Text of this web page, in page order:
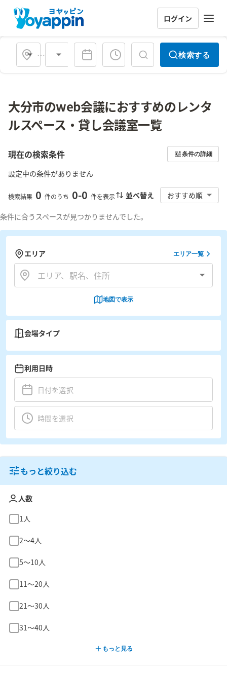
ログイン
会場タイプ 検索する
大分市のweb会議におすすめのレンタ
ルスペース・貸し会議室一覧
現在の検索条件 条件の詳細
設定中の条件がありません
検索結果 0 件のうち 0-0 件を表示 並べ替え おすすめ順
条件に合うスペースが見つかりませんでした。
エリア エリア一覧
地図で表示
会場タイプ
利用日時
もっと絞り込む
人数
1人
2〜4人
5〜10人
11〜20人
21〜30人
31〜40人
もっと見る